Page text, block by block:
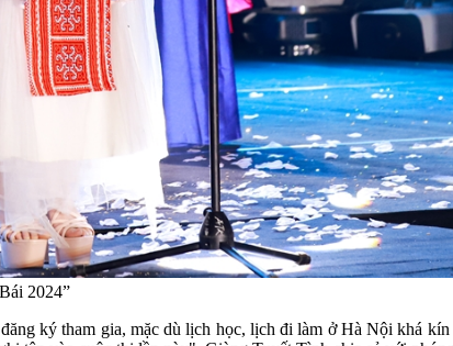
2024”
ký tham gia, mặc dù lịch học, lịch đi làm ở Hà Nội khá